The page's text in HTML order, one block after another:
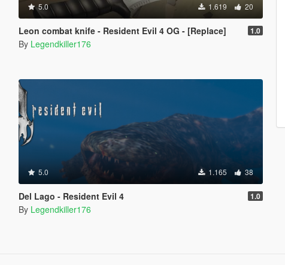
5.0 1.619 20
Leon combat knife - Resident Evil 4 OG - [Replace] 1.0
By Legendkiller176
5.0 1.165 38
Del Lago - Resident Evil 4 1.0
By Legendkiller176